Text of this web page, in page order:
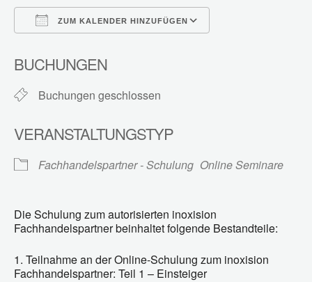
ZUM KALENDER HINZUFÜGEN
BUCHUNGEN
Buchungen geschlossen
VERANSTALTUNGSTYP
Fachhandelspartner - Schulung Online Seminare
Die Schulung zum autorisierten inoxision
Fachhandelspartner beinhaltet folgende Bestandteile:
Teilnahme an der Online-Schulung zum inoxision
Fachhandelspartner: Teil 1 – Einsteiger